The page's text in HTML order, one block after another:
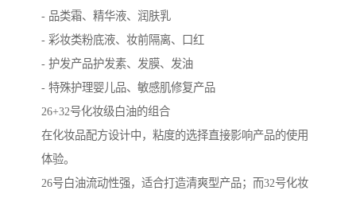
- 品类霜、精华液、润肤乳
- 彩妆类粉底液、妆前隔离、口红
- 护发产品护发素、发膜、发油
- 特殊护理婴儿品、敏感肌修复产品
26+32号化妆级白油的组合
在化妆品配方设计中，粘度的选择直接影响产品的使用
体验。
26号白油流动性强，适合打造清爽型产品；而32号化妆